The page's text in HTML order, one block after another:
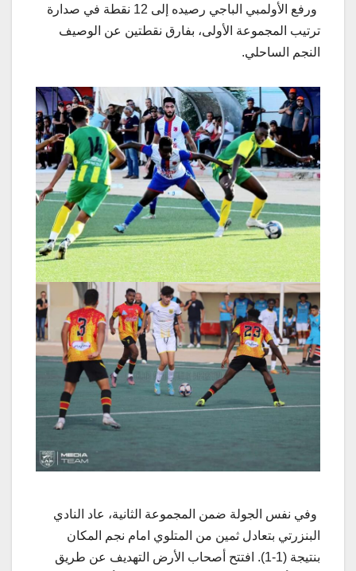
ورفع الأولمبي الباجي رصيده إلى 12 نقطة في صدارة
ترتيب المجموعة الأولى، بفارق نقطتين عن الوصيف
النجم الساحلي.
وفي نفس الجولة ضمن المجموعة الثانية، عاد النادي
البنزرتي بتعادل ثمين من المتلوي امام نجم المكان
بنتيجة (1-1). افتتح أصحاب الأرض التهديف عن طريق